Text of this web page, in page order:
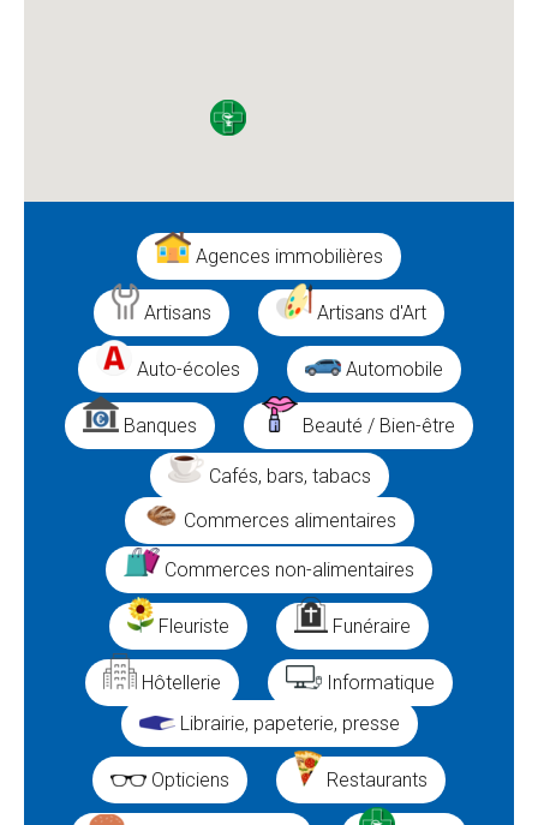
Agences immobilières
Artisans Artisans d'Art
Auto-écoles Automobile
Banques Beauté / Bien-être
Cafés, bars, tabacs
Commerces alimentaires
Commerces non-alimentaires
Fleuriste Funéraire
Hôtellerie
Informatique
Librairie, papeterie, presse
Opticiens Restaurants